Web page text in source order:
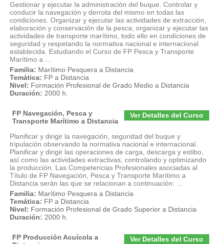
Gestionar y ejecutar la administración del buque. Controlar y
conducir la navegación y derrota del mismo en todas las
condiciones. Organizar y ejecutar las actividades de extracción,
elaboración y conservación de la pesca; organizar y ejecutar las
actividades de transporte marítimo, todo ello en condiciones de
seguridad y respetando la normativa nacional e internacional
establecida. Estudiando el Curso de FP Pesca y Transporte
Marítimo a ...
Familia: Marítimo Pesquera a Distancia
Temática: FP a Distancia
Nivel: Formación Profesional de Grado Medio a Distancia
Duración: 2000 h.
Ver Detalles del Curso
FP Navegación, Pesca y
Transporte Marítimo a Distancia
Planificar y dirigir la navegación, seguridad del buque y
tripulación observando la normativa nacional e internacional.
Planificar y dirigir las operaciones de carga, descarga y estibo,
así como las actividades extractivas, controlando y optimizando
la producción. Las Competencias Profesionales asociadas al
Título de FP Navegación, Pesca y Transporte Marítimo a
Distancia serán las que se relacionan a continuación: ...
Familia: Marítimo Pesquera a Distancia
Temática: FP a Distancia
Nivel: Formación Profesional de Grado Superior a Distancia
Duración: 2000 h.
Ver Detalles del Curso
FP Producción Acuícola a